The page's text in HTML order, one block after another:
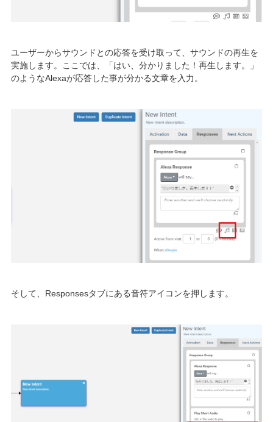
ユーザーからサウンドとの応答を受け取って、サウンドの再生を
実施します。ここでは、「はい、分かりました！再生します。」
のようなAlexaが応答した事が分かる文章を入力。
そして、Responsesタブにある音符アイコンを押します。